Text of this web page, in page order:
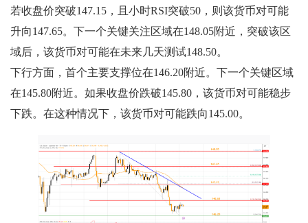
若收盘价突破147.15，且小时RSI突破50，则该货币对可能
升向147.65。下一个关键关注区域在148.05附近，突破该区
域后，该货币对可能在未来几天测试148.50。
下行方面，首个主要支撑位在146.20附近。下一个关键区域
在145.80附近。如果收盘价跌破145.80，该货币对可能稳步
下跌。在这种情况下，该货币对可能跌向145.00。